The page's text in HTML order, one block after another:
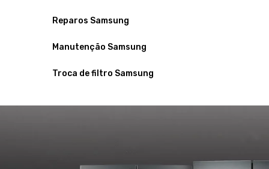
Reparos Samsung
Manutenção Samsung
Troca de filtro Samsung